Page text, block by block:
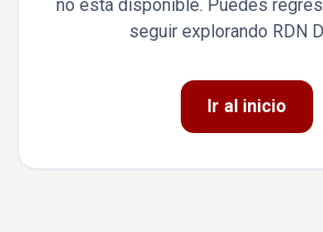
no está disponible. Puedes
seguir explorando RDN
Ir al inicio